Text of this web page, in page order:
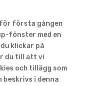
Övrigt
för första gången
fönster med en
klickar på
du till att vi
och tillägg som
i denna